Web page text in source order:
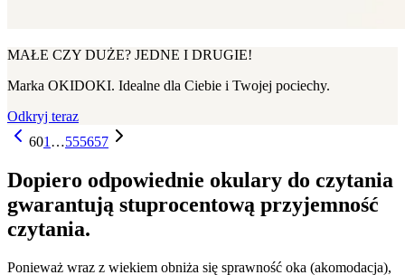
MAŁE CZY DUŻE? JEDNE I DRUGIE!
Marka OKIDOKI. Idealne dla Ciebie i Twojej pociechy.
Odkryj teraz
601 …555657
Dopiero odpowiednie okulary do czytania
gwarantują stuprocentową przyjemność
czytania.
Ponieważ wraz z wiekiem obniża się sprawność oka (akomodacja),